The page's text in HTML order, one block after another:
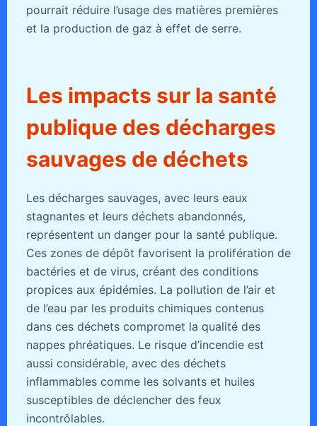
pourrait réduire l’usage des matières premières
et la production de gaz à effet de serre.
Les impacts sur la santé
publique des décharges
sauvages de déchets
Les décharges sauvages, avec leurs eaux
stagnantes et leurs déchets abandonnés,
représentent un danger pour la santé publique.
Ces zones de dépôt favorisent la prolifération de
bactéries et de virus, créant des conditions
propices aux épidémies. La pollution de l’air et
de l’eau par les produits chimiques contenus
dans ces déchets compromet la qualité des
nappes phréatiques. Le risque d’incendie est
aussi considérable, avec des déchets
inflammables comme les solvants et huiles
susceptibles de déclencher des feux
incontrôlables.